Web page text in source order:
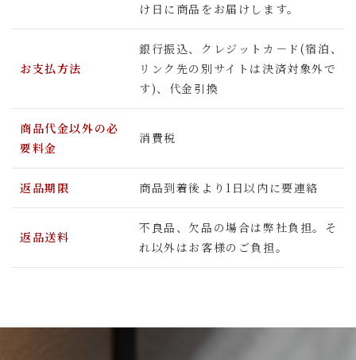
け日に商品をお届けします。
お支払方法
銀行振込、クレジットカ－ド(宿泊、
リンク先の別サイトは決済対象外で
す)、代金引換
商品代金以外の必
要料金
消費税
返品期限 商品到着後より1日以内に要連絡
返品送料
不良品、欠品の場合は弊社負担。そ
れ以外はお客様のご負担。